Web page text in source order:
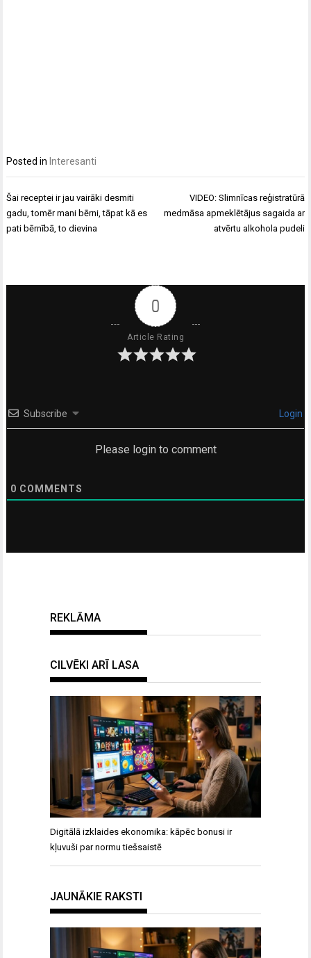
Posted in Interesanti
Ziņu
izvēlne
Šai receptei ir jau vairāki desmiti
gadu, tomēr mani bērni, tāpat kā es
pati bērnībā, to dievina
VIDEO: Slimnīcas reģistratūrā
medmāsa apmeklētājus sagaida ar
atvērtu alkohola pudeli
0
Article Rating
Subscribe Login
Please login to comment
0 COMMENTS
REKLĀMA
CILVĒKI ARĪ LASA
Digitālā izklaides ekonomika: kāpēc bonusi ir
kļuvuši par normu tiešsaistē
JAUNĀKIE RAKSTI